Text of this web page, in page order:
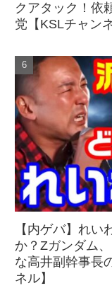
クアタック！依
党【KSLチャン
【内ゲバ】れ
か？Zガンダム
な高井副幹事長
ネル】